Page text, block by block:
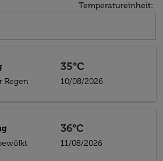
Temperatureinheit:
Regen
35°C
10/08/2026
36°C
11/08/2026